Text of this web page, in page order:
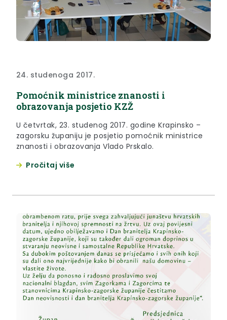
24. studenoga 2017.
Pomoćnik ministrice znanosti i
obrazovanja posjetio KZŽ
U četvrtak, 23. studenog 2017. godine Krapinsko –
zagorsku županiju je posjetio pomoćnik ministrice
znanosti i obrazovanja Vlado Prskalo.
Pročitaj više